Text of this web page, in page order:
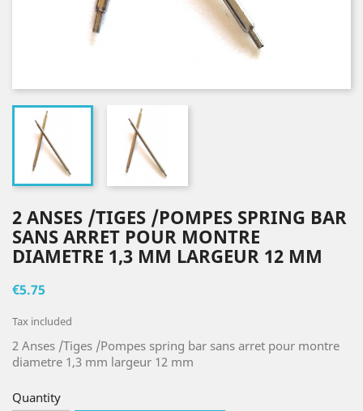
2 ANSES /TIGES /POMPES SPRING BAR
SANS ARRET POUR MONTRE
DIAMETRE 1,3 MM LARGEUR 12 MM
€5.75
Tax included
2 Anses /Tiges /Pompes spring bar sans arret pour montre
diametre 1,3 mm largeur 12 mm
Quantity